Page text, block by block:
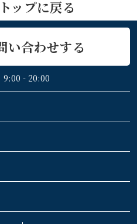
ップに戻る
い合わせする
9:00 - 20:00